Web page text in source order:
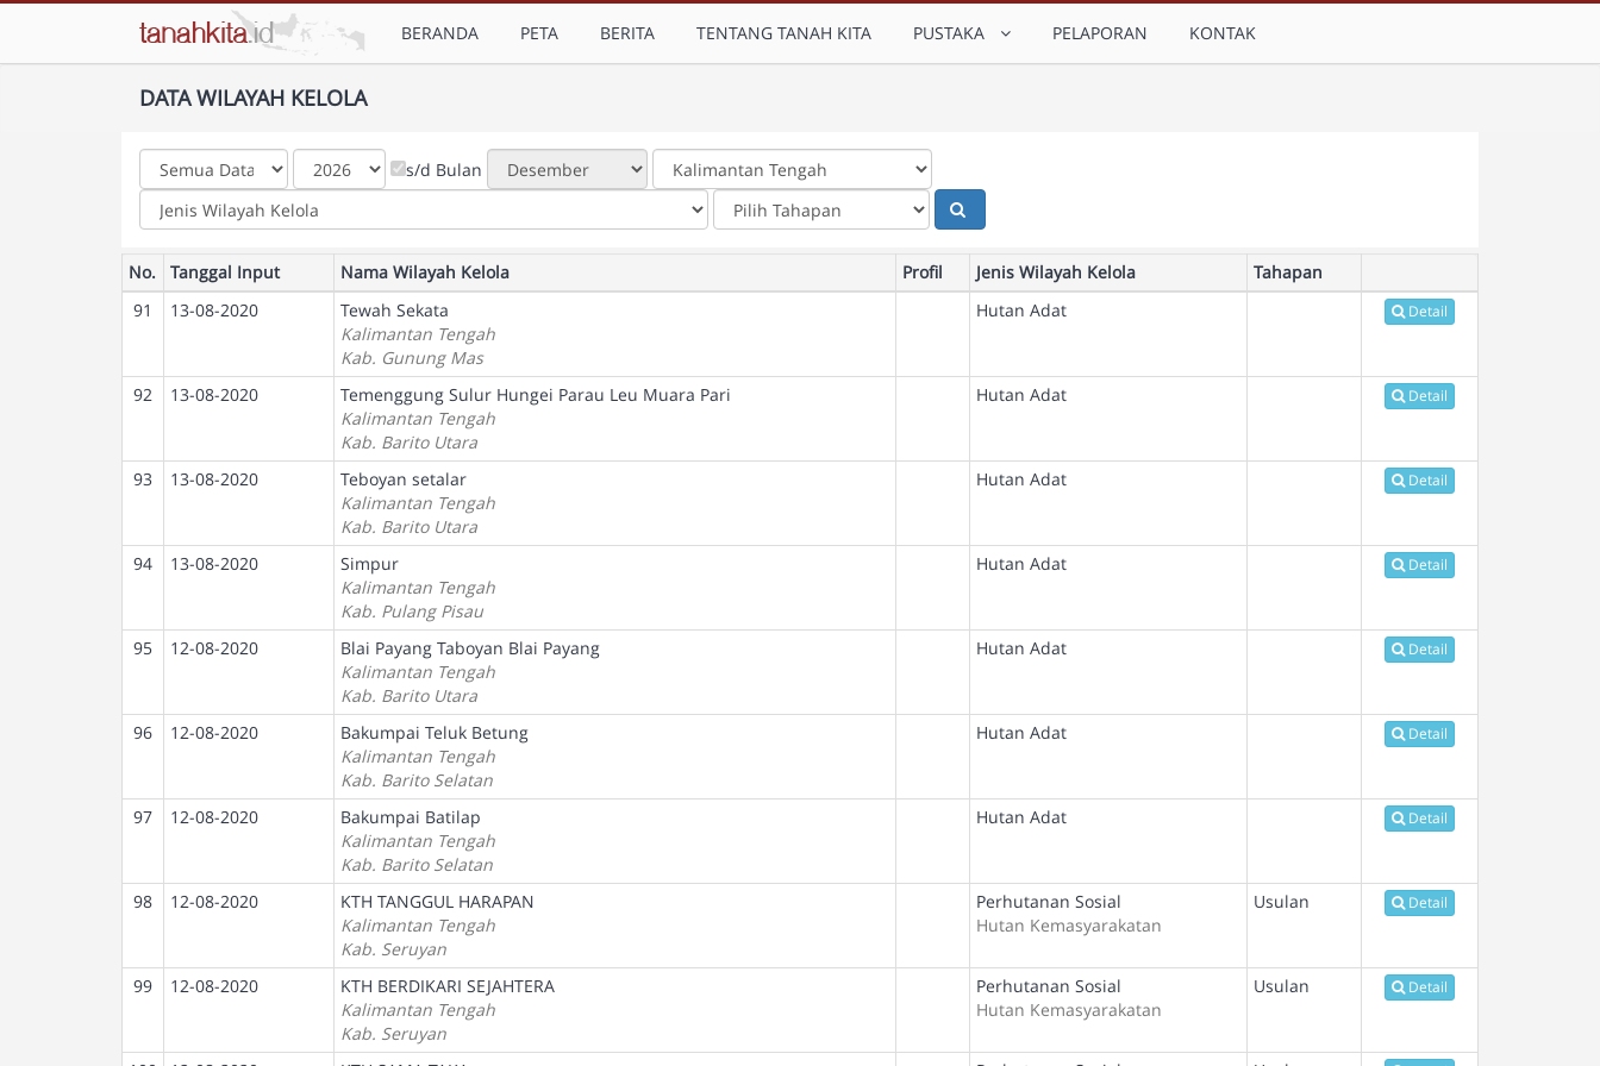
BERANDA PETA BERITA TENTANG TANAH KITA PUSTAKA PELAPORAN KONTAK
DATA WILAYAH KELOLA
s/d Bulan
No. Tanggal Input Nama Wilayah Kelola Profil Jenis Wilayah Kelola
Tahapan
91
13-08-2020
Tewah Sekata
Kalimantan Tengah
Kab. Gunung Mas
Hutan Adat Detail
92 13-08-2020
Temenggung Sulur Hungei Parau Leu Muara Pari
Kalimantan Tengah
Kab. Barito Utara
Hutan Adat Detail
93 13-08-2020
Teboyan setalar
Kalimantan Tengah
Kab. Barito Utara
Hutan Adat Detail
94 13-08-2020
Simpur
Kalimantan Tengah
Kab. Pulang Pisau
Hutan Adat Detail
95 12-08-2020
Blai Payang Taboyan Blai Payang
Kalimantan Tengah
Kab. Barito Utara
Hutan Adat Detail
96 12-08-2020
Bakumpai Teluk Betung
Kalimantan Tengah
Kab. Barito Selatan
Hutan Adat Detail
97 12-08-2020
Bakumpai Batilap
Kalimantan Tengah
Kab. Barito Selatan
Hutan Adat Detail
98 12-08-2020
KTH TANGGUL HARAPAN
Kalimantan Tengah
Kab. Seruyan
Perhutanan Sosial
Hutan Kemasyarakatan
Usulan Detail
99 12-08-2020
KTH BERDIKARI SEJAHTERA
Kalimantan Tengah
Kab. Seruyan
Perhutanan Sosial
Hutan Kemasyarakatan
Usulan Detail